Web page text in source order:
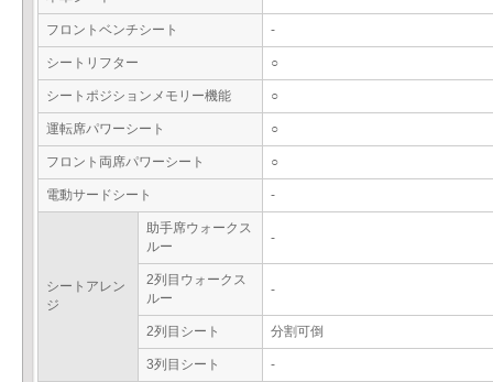
フロントベンチシート -
シートリフター ○
シートポジションメモリー機能 ○
運転席パワーシート ○
フロント両席パワーシート ○
電動サードシート -
シートアレン
ジ
助手席ウォークス
ルー
-
2列目ウォークス
ルー
-
2列目シート 分割可倒
3列目シート -